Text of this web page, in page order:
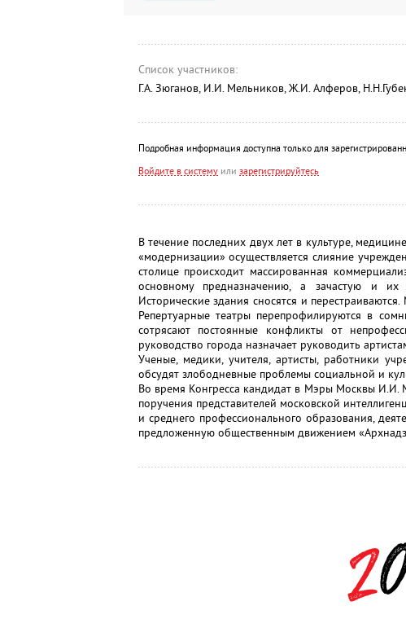
Список участников:
Г.А. Зюганов, И.И. Мельников, Ж.И. Алферов,
Подробная информация доступна только для
Войдите в системуили зарегистрируйтесь
В течение последних двух лет в культуре,
«модернизации» осуществляется слияние
столице происходит массированная
основному предназначению, а зачастую и их
Исторические здания сносятся и
Репертуарные театры перепрофилируются в
сотрясают постоянные конфликты от
руководство города назначает руководить
Ученые, медики, учителя, артисты, работники
обсудят злободневные проблемы социальной и
Во время Конгресса кандидат в Мэры Москвы И.И.
поручения представителей московской
и среднего профессионального образования,
предложенную общественным движением